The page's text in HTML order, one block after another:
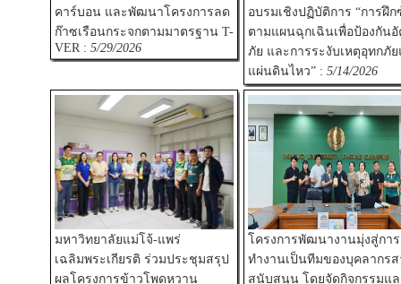
คาร์บอน และพัฒนาโครงการลด
ก๊าซเรือนกระจกตามมาตรฐาน T-
VER : 5/29/2026
อบรมเชิงปฏิบัติการ “การฝึก
ตามแผนฉุกเฉินเพื่อป้องกัน
ภัย และการระงับเหตุอุทกภั
แผ่นดินไหว” : 5/14/2026
มหาวิทยาลัยแม่โจ้-แพร่
เฉลิมพระเกียรติ ร่วมประชุมสรุป
ผลโครงการข้าวโพดหวาน
โครงการพัฒนางานมุ่งสู่การ
ทำงานเป็นทีมของบุคลากรส
สนับสนุน โดยจัดกิจกรรมแ